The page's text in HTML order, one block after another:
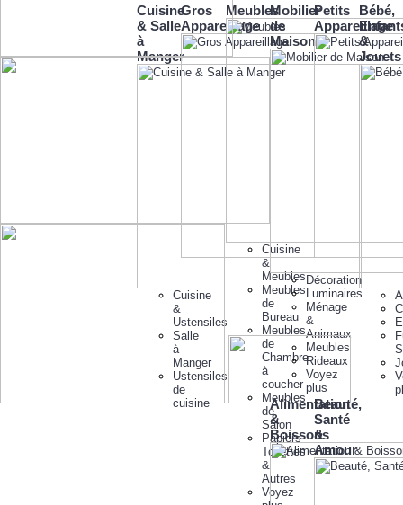
Cuisine
& Salle
à
Manger
Cuisine
&
Ustensiles
Salle
à
Manger
Ustensiles
de
cuisine
Gros
Appareillage
Meubles
Cuisine
&
Meubles
Meubles
de
Bureau
Meubles
de
Chambre
à
coucher
Meubles
de
Salon
Papiers
Toilettes
&
Autres
Voyez
Mobilier
de
Maison
Décoration
Luminaires
Ménage
&
Animaux
Meubles
Rideaux
Voyez
plus
Petits
Appareillage
Bébé,
&
Jouets
Alimentation
&
Boissons
Beauté,
Santé
&
Amour